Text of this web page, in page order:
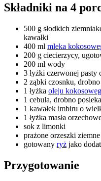
Składniki na 4
500 g słodkich
kawałki
400 ml mleka
200 g ciecierzycy,
200 ml wody
3 łyżki czerwonej pasty
2 ząbki czosnku,
1 łyżka oleju
1 cebula, drobno
1 kawałek imbiru o
1 łyżka masła
sok z limonki
prażone orzeszki
gotowany ryż jako
Przygotowanie